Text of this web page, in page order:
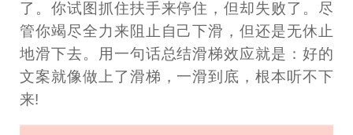
了。你试图抓住扶手来停住，但却失败了。尽
管你竭尽全力来阻止自己下滑，但还是无休止
地滑下去。用一句话总结滑梯效应就是：好的
文案就像做上了滑梯，一滑到底，根本听不下
来!